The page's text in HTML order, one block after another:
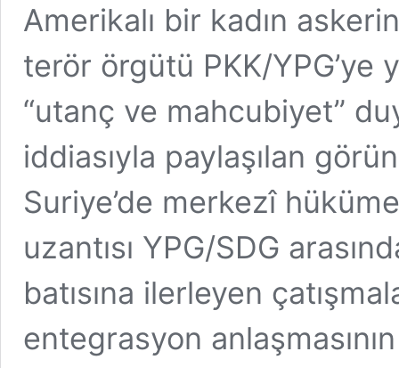
Amerikalı bir kadın
terör örgütü PKK/
“utanç ve mahcubiyet”
iddiasıyla paylaşılan
Suriye’de merkezî
uzantısı YPG/SDG
batısına ilerleyen
entegrasyon